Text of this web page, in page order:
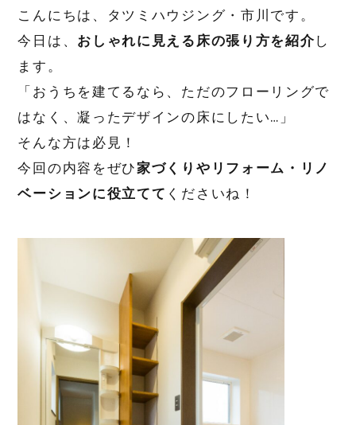
こんにちは、タツミハウジング・市川です。
今日は、 おしゃれに見える床の張り方を紹介し
ます。
「おうちを建てるなら、ただのフローリングで
はなく、凝ったデザインの床にしたい…」
そんな方は必見！
今回の内容をぜひ家づくりやリフォーム・リノ
ベーションに役立てて くださいね！